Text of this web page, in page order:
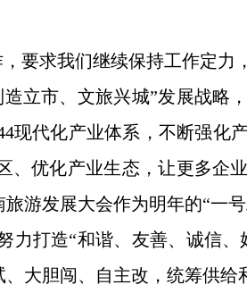
求我们继续保持工作定力
立市、文旅兴城”发展战略
代化产业体系，不断强化
、优化产业生态，让更多企
游发展大会作为明年的“一
打造“和谐、友善、诚信
大胆闯、自主改，统筹供